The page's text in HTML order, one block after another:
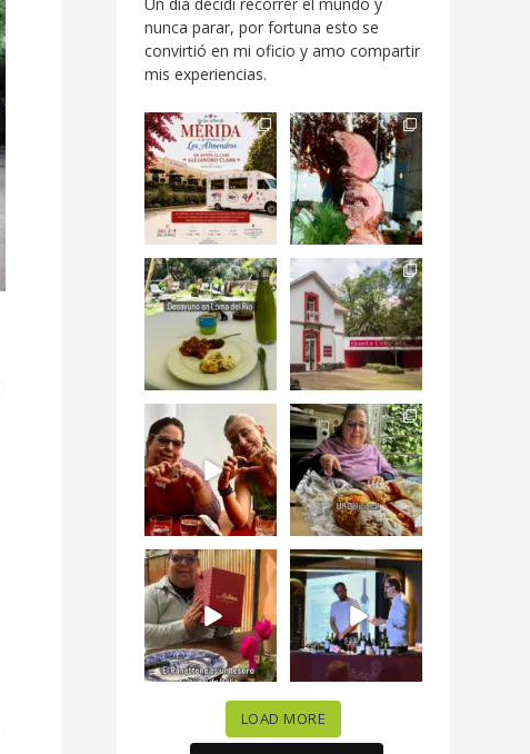
Un día decidí recorrer el mundo y
nunca parar, por fortuna esto se
convirtió en mi oficio y amo compartir
mis experiencias.
Siempre me mueven
las causas y comer
con causa es...
12 0
Fuimos a celebrar a
mis dos #mamás
más cercanas mi...
17 0
Levantarse, escuchar
el río correr y sentir
el...
19 0
Esta
#NochedeMuseos
en la
#QuintaColorada
el...
12 0
¡Qué desayuno tan
increíble en
@LasQuinceLetras!...
28 3
Me tocó rosca de
Tagers un
restaurante de
Avenida...
50 10
“En #Mallorca
Ciudad de México
celebramos la...
63 7
#SoaunFusionMexic
o una noche única
donde España y...
10 0
LOAD MORE